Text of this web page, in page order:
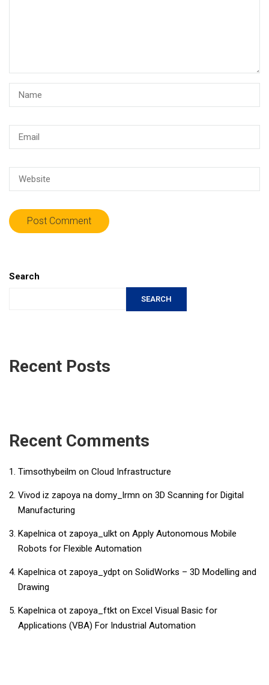
Search
SEARCH
Recent Posts
Recent Comments
Timsothybeilm on Cloud Infrastructure
Vivod iz zapoya na domy_lrmn on 3D Scanning for Digital
Manufacturing
Kapelnica ot zapoya_ulkt on Apply Autonomous Mobile
Robots for Flexible Automation
Kapelnica ot zapoya_ydpt on SolidWorks – 3D Modelling and
Drawing
Kapelnica ot zapoya_ftkt on ​​Excel Visual Basic for
Applications (VBA) For Industrial Automation​